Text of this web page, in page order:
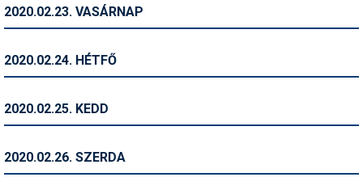
Telemark
Történelem
2020.02.23. VASÁRNAP
2020.02.24. HÉTFŐ
2020.02.25. KEDD
2020.02.26. SZERDA